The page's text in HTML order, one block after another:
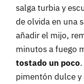
salga turbia y
de olvida en una
añadir el mijo,
minutos a fuego
tostado un poco
pimentón dulce y